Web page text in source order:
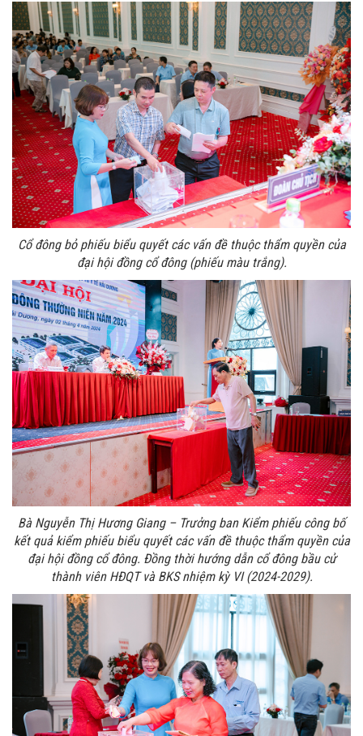
Cổ đông bỏ phiếu biểu quyết các vấn đề thuộc thẩm quyền của
đại hội đồng cổ đông (phiếu màu trắng).
Bà Nguyễn Thị Hương Giang – Trưởng ban Kiểm phiếu công bố
kết quả kiểm phiếu biểu quyết các vấn đề thuộc thẩm quyền của
đại hội đồng cổ đông. Đồng thời hướng dẫn cổ đông bầu cử
thành viên HĐQT và BKS nhiệm kỳ VI (2024-2029).